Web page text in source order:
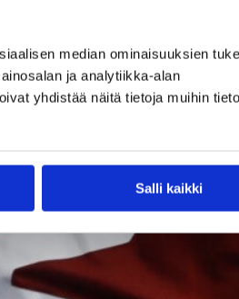
median ominaisuuksien
ja analytiikka-alan
yhdistää näitä tietoja muihin
Salli kaikki